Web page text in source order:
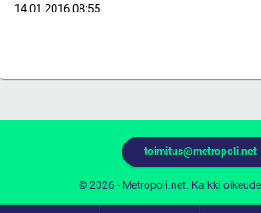
14.01.2016 08:55
© 2026 - Metropoli.net. Kaikki
toimitus@metropoli.net